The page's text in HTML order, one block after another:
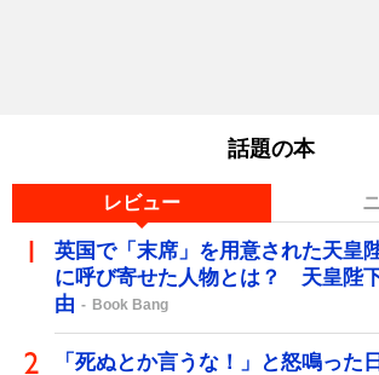
話題の本
レビュー
英国で「末席」を用意された天皇
に呼び寄せた人物とは？ 天皇陛
由
Book Bang
「死ぬとか言うな！」と怒鳴った